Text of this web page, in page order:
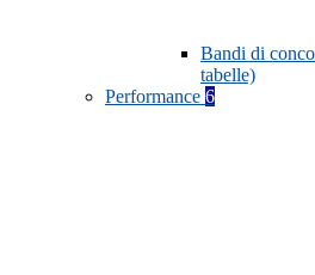
Bandi di
tabelle)
Performance 6